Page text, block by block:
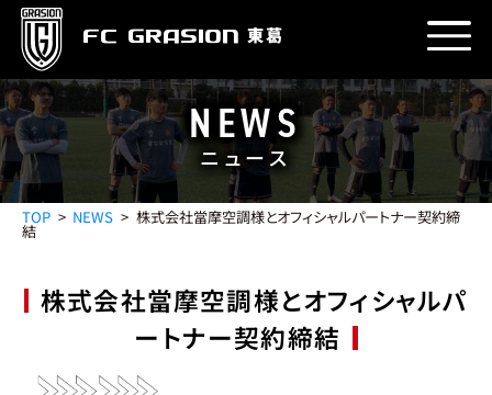
FC GRASION 東葛
PROFILE クラブ紹介
由来
STADIUM スタジアム
クラブハウス アクセス
NEWS
ニュース
TOP NEWS 株式会社當摩空調様とオフィシャルパートナー契約締
結
株式会社當摩空調様とオフィシャルパ
ートナー契約締結